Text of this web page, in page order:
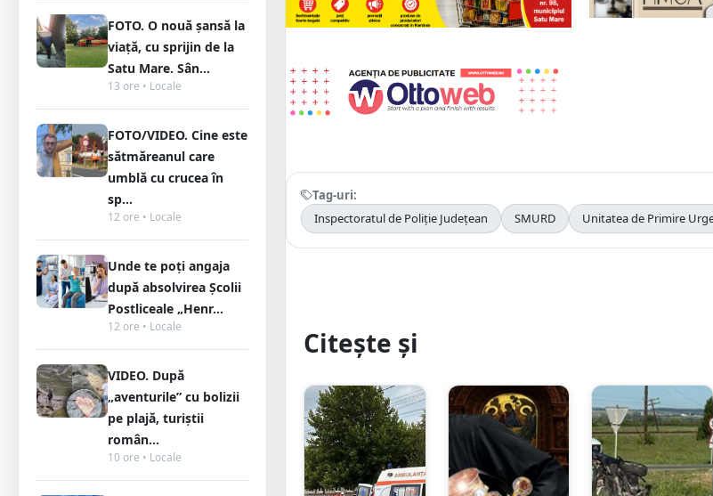
FOTO. O nouă șansă la
viață, cu sprijin de la
Satu Mare. Sân...
13 ore • Locale
FOTO/VIDEO. Cine este
sătmăreanul care
umblă cu crucea în
sp...
12 ore • Locale
Unde te poți angaja
după absolvirea Școlii
Postliceale „Henr...
12 ore • Locale
VIDEO. După
„aventurile” cu bolizii
pe plajă, turiștii
român...
10 ore • Locale
Tag-uri:
Inspectoratul de Poliție Județean
SMURD Unitatea de Primire
Citește și